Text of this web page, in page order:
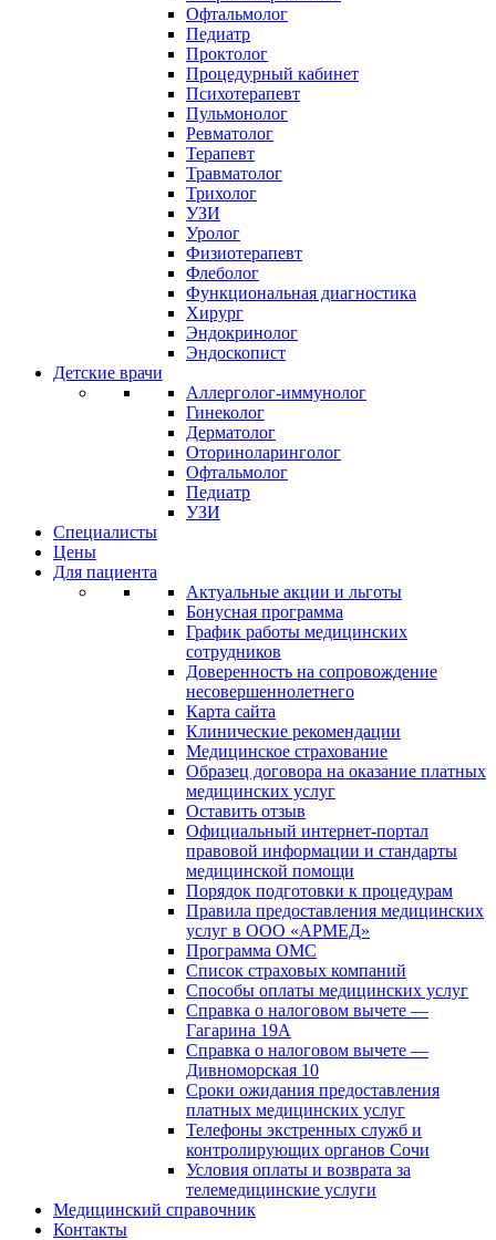
Офтальмолог
Педиатр
Проктолог
Процедурный кабинет
Психотерапевт
Пульмонолог
Ревматолог
Терапевт
Травматолог
Трихолог
УЗИ
Уролог
Физиотерапевт
Флеболог
Функциональная диагностика
Хирург
Эндокринолог
Эндоскопист
Детские врачи
Аллерголог-иммунолог
Гинеколог
Дерматолог
Оториноларинголог
Офтальмолог
Педиатр
УЗИ
Специалисты
Цены
Для пациента
Актуальные акции и льготы
Бонусная программа
График работы медицинских
сотрудников
Доверенность на сопровождение
несовершеннолетнего
Карта сайта
Клинические рекомендации
Медицинское страхование
Образец договора на оказание платных
медицинских услуг
Оставить отзыв
Официальный интернет-портал
правовой информации и стандарты
медицинской помощи
Порядок подготовки к процедурам
Правила предоставления медицинских
услуг в ООО «АРМЕД»
Программа ОМС
Список страховых компаний
Способы оплаты медицинских услуг
Справка о налоговом вычете —
Гагарина 19А
Справка о налоговом вычете —
Дивноморская 10
Сроки ожидания предоставления
платных медицинских услуг
Телефоны экстренных служб и
контролирующих органов Сочи
Условия оплаты и возврата за
телемедицинские услуги
Медицинский справочник
Контакты